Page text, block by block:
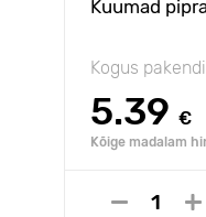
Kuumad
Kogus
5.39 €
Kõige madalam